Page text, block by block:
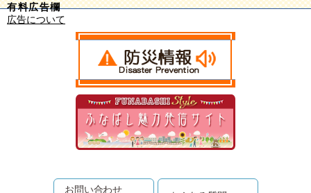
有料広告欄
広告について
お問い合わせ